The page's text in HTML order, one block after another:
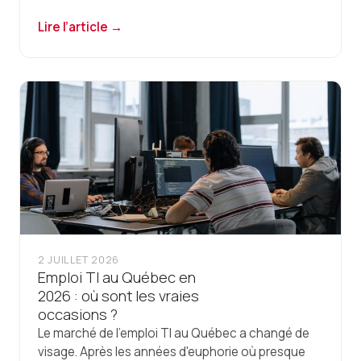
Lire l’article →
2 JUILLET 2026
Emploi TI au Québec en
2026 : où sont les vraies
occasions ?
Le marché de l'emploi TI au Québec a changé de
visage. Après les années d'euphorie où presque